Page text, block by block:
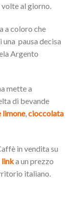
volte al giorno.
a coloro che
pausa decisa
Argento
mette a
di bevande
limone,cioccolata
in vendita su
linka un prezzo
italiano.